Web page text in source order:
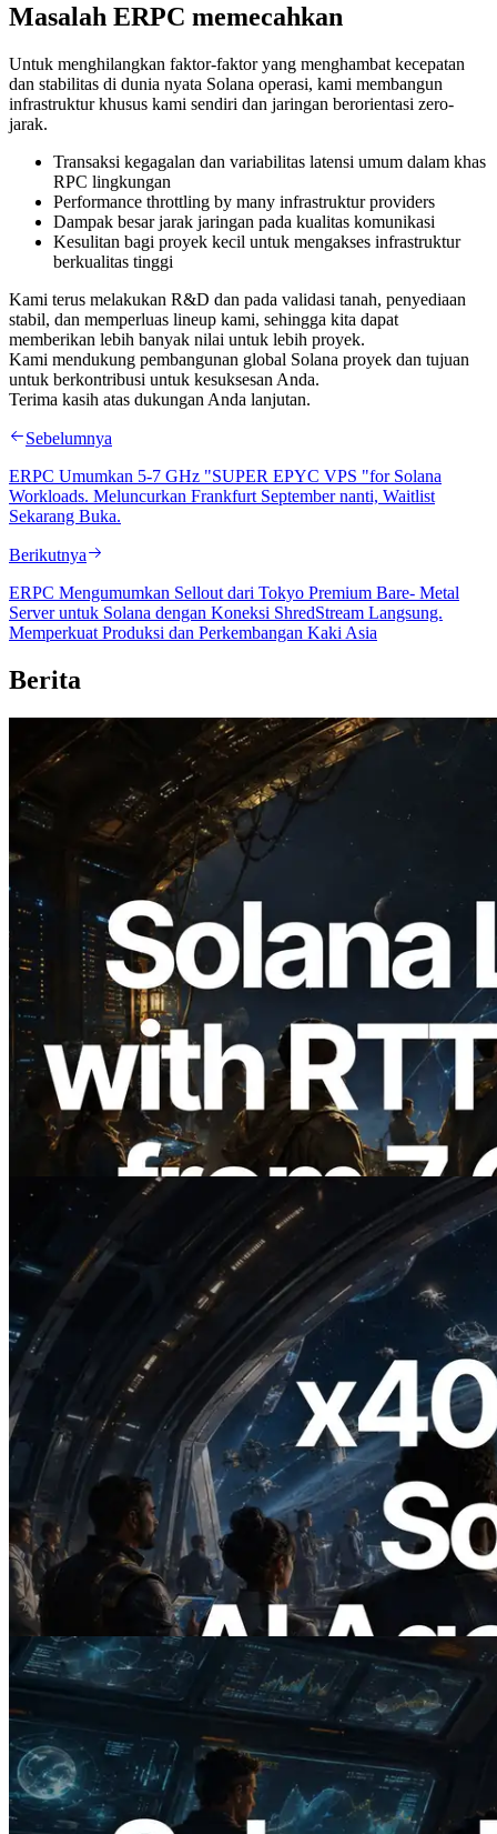
Masalah ERPC memecahkan
Untuk menghilangkan faktor-faktor yang menghambat kecepatan
dan stabilitas di dunia nyata Solana operasi, kami membangun
infrastruktur khusus kami sendiri dan jaringan berorientasi zero-
jarak.
Transaksi kegagalan dan variabilitas latensi umum dalam khas
RPC lingkungan
Performance throttling by many infrastruktur providers
Dampak besar jarak jaringan pada kualitas komunikasi
Kesulitan bagi proyek kecil untuk mengakses infrastruktur
berkualitas tinggi
Kami terus melakukan R&D dan pada validasi tanah, penyediaan
stabil, dan memperluas lineup kami, sehingga kita dapat
memberikan lebih banyak nilai untuk lebih proyek.
Kami mendukung pembangunan global Solana proyek dan tujuan
untuk berkontribusi untuk kesuksesan Anda.
Terima kasih atas dukungan Anda lanjutan.
Sebelumnya
ERPC Umumkan 5-7 GHz "SUPER EPYC VPS "for Solana
Workloads. Meluncurkan Frankfurt September nanti, Waitlist
Sekarang Buka.
Berikutnya
ERPC Mengumumkan Sellout dari Tokyo Premium Bare- Metal
Server untuk Solana dengan Koneksi ShredStream Langsung.
Memperkuat Produksi dan Perkembangan Kaki Asia
Berita
2026.08.05
ERPC Memperluas Solana Leader Slot
API dengan Pengukuran Ping dari 7
Region Global — Validators Information
API Juga Diluncurkan
2026.07.04
ERPC Meluncurkan Solana RPC
Berbasis x402 — Era AI Agent
Membayar API yang Dibutuhkan Secara
On Demand
Baca artikel ini